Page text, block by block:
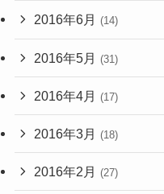
2016年6月 (14)
2016年5月 (31)
2016年4月 (17)
2016年3月 (18)
2016年2月 (27)